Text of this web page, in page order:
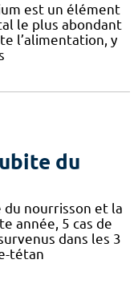
est un élément
le plus abondant
l’alimentation, y
du
nourrisson et la
année, 5 cas de
dans les 3
tétan